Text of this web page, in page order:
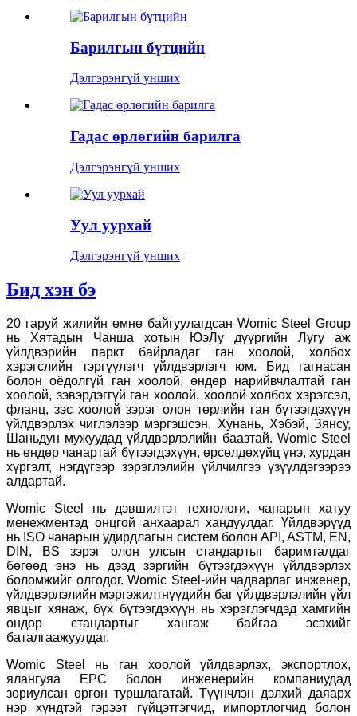
Барилгын бүтцийн
Дэлгэрэнгүй унших
Гадас өрлөгийн барилга
Дэлгэрэнгүй унших
Уул уурхай
Дэлгэрэнгүй унших
Бид хэн бэ
20 гаруй жилийн өмнө байгуулагдсан Womic Steel Group
нь Хятадын Чанша хотын ЮэЛу дүүргийн Лугу аж
үйлдвэрийн паркт байрладаг ган хоолой, холбох
хэрэгслийн тэргүүлэгч үйлдвэрлэгч юм. Бид гагнасан
болон оёдолгүй ган хоолой, өндөр нарийвчлалтай ган
хоолой, зэвэрдэггүй ган хоолой, хоолой холбох хэрэгсэл,
фланц, зэс хоолой зэрэг олон төрлийн ган бүтээгдэхүүн
үйлдвэрлэх чиглэлээр мэргэшсэн. Хунань, Хэбэй, Зянсу,
Шаньдун мужуудад үйлдвэрлэлийн баазтай. Womic Steel
нь өндөр чанартай бүтээгдэхүүн, өрсөлдөхүйц үнэ, хурдан
хүргэлт, нэгдүгээр зэрэглэлийн үйлчилгээ үзүүлдэгээрээ
алдартай.
Womic Steel нь дэвшилтэт технологи, чанарын хатуу
менежментэд онцгой анхаарал хандуулдаг. Үйлдвэрүүд
нь ISO чанарын удирдлагын систем болон API, ASTM, EN,
DIN, BS зэрэг олон улсын стандартыг баримталдаг
бөгөөд энэ нь дээд зэргийн бүтээгдэхүүн үйлдвэрлэх
боломжийг олгодог. Womic Steel-ийн чадварлаг инженер,
үйлдвэрлэлийн мэргэжилтнүүдийн баг үйлдвэрлэлийн үйл
явцыг хянаж, бүх бүтээгдэхүүн нь хэрэглэгчдэд хамгийн
өндөр стандартыг хангаж байгаа эсэхийг
баталгаажуулдаг.
Womic Steel нь ган хоолой үйлдвэрлэх, экспортлох,
ялангуяа EPC болон инженерийн компаниудад
зориулсан өргөн туршлагатай. Түүнчлэн дэлхий даяарх
нэр хүндтэй гэрээт гүйцэтгэгчид, импортлогчид болон